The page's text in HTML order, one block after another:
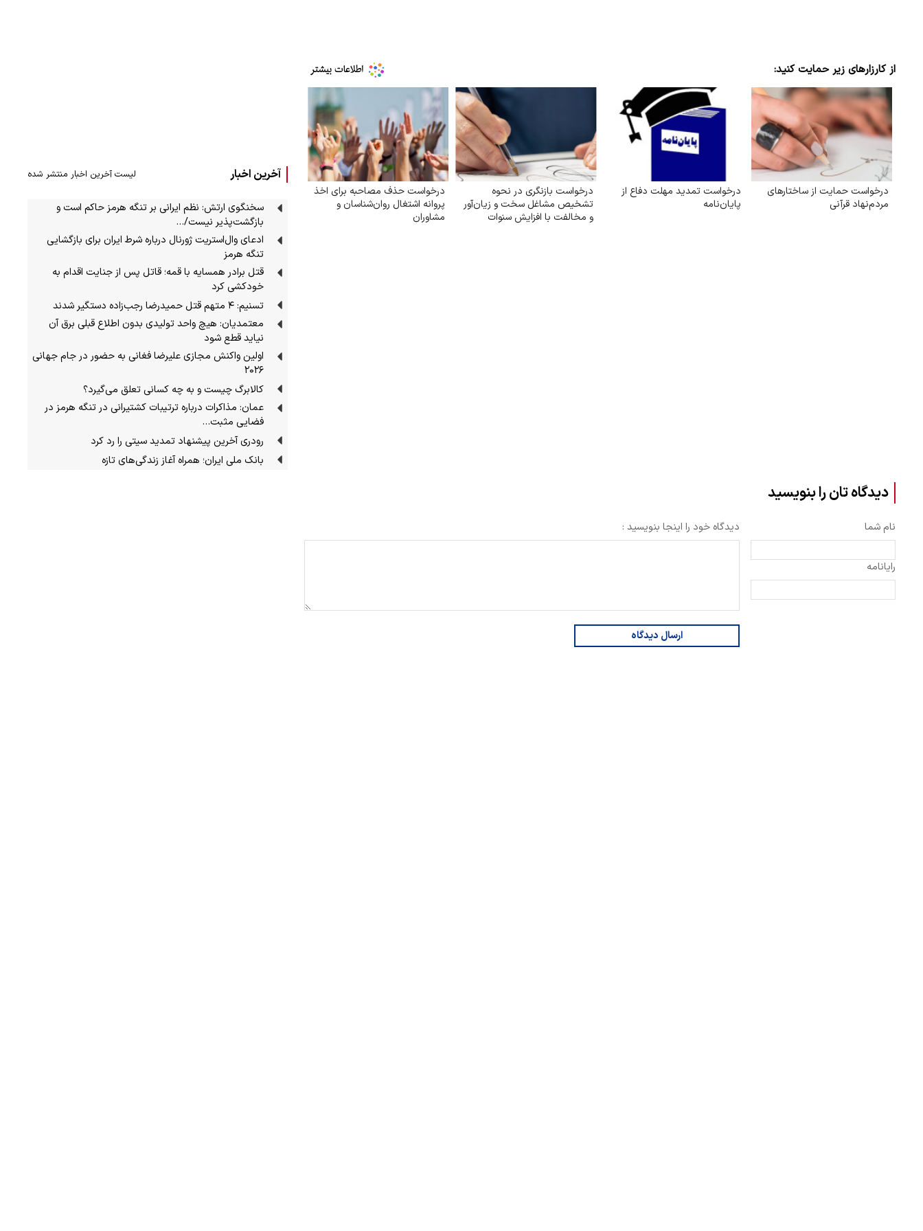
از کارزارهای زیر حمایت کنید:
درخواست حمایت از ساختارهای
مردم‌نهاد قرآنی
درخواست تمدید مهلت دفاع از
پایان‌نامه
درخواست بازنگری در نحوه
تشخیص مشاغل سخت و زیان‌آور
و مخالفت با افزایش سنوات
درخواست حذف مصاحبه برای اخذ
پروانه اشتغال روان‌شناسان و
مشاوران
دیدگاه تان را بنویسید
نام شما
رایانامه
دیدگاه خود را اینجا بنویسید :
ارسال دیدگاه
آخرین اخبار لیست آخرین اخبار منتشر شده
سخنگوی ارتش: نظم ایرانی بر تنگه هرمز حاکم است و
بازگشت‌پذیر نیست/…
ادعای وال‌استریت ژورنال درباره شرط ایران برای بازگشایی
تنگه هرمز
قتل برادر همسایه با قمه؛ قاتل پس از جنایت اقدام به
خودکشی کرد
تسنیم: ۴ متهم قتل حمیدرضا رجب‌زاده دستگیر شدند
معتمدیان: هیچ واحد تولیدی بدون اطلاع قبلی برق آن
نیاید قطع شود
اولین واکنش مجازی علیرضا فغانی به حضور در جام جهانی
۲۰۲۶
کالابرگ چیست و به چه کسانی تعلق می‌گیرد؟
عمان: مذاکرات درباره ترتیبات کشتیرانی در تنگه هرمز در
فضایی مثبت…
رودری آخرین پیشنهاد تمدید سیتی را رد کرد
بانک ملی ایران؛ همراه آغاز زندگی‌های تازه